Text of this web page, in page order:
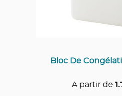
Bloc De
A partir de